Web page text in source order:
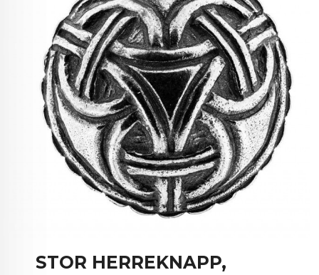
STOR HERREKNAPP,